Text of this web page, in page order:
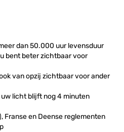
dan 50.000 uur levensduur
bent beter zichtbaar voor
van opzij zichtbaar voor ander
licht blijft nog 4 minuten
Franse en Deense reglementen